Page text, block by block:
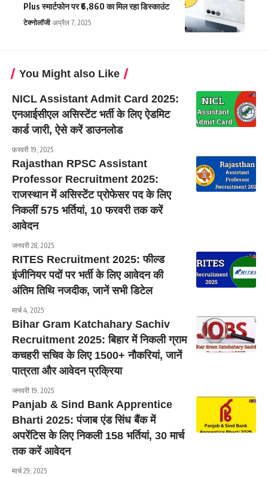
Plus स्मार्टफोन पर ₹6,860 का मिल रहा डिस्काउंट
टेक्नोलॉजी अप्रैल 7, 2025
You Might also Like
NICL Assistant Admit Card 2025:
एनआईसीएल असिस्टेंट भर्ती के लिए ऐडमिट
कार्ड जारी, ऐसे करें डाउनलोड
फ़रवरी 19, 2025
Rajasthan RPSC Assistant
Professor Recruitment 2025:
राजस्थान में असिस्टेंट प्रोफेसर पद के लिए
निकलीं 575 भर्तियां, 10 फरवरी तक करें
आवेदन
जनवरी 28, 2025
RITES Recruitment 2025: फील्ड
इंजीनियर पदों पर भर्ती के लिए आवेदन की
अंतिम तिथि नजदीक, जानें सभी डिटेल
मार्च 4, 2025
Bihar Gram Katchahary Sachiv
Recruitment 2025: बिहार में निकली ग्राम
कचहरी सचिव के लिए 1500+ नौकरियां, जानें
पात्रता और आवेदन प्रक्रिया
जनवरी 19, 2025
Panjab & Sind Bank Apprentice
Bharti 2025: पंजाब एंड सिंध बैंक में
अपरेंटिस के लिए निकली 158 भर्तियां, 30 मार्च
तक करें आवेदन
मार्च 29, 2025